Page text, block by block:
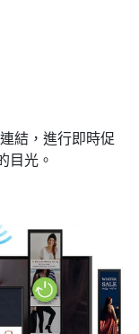
結，進行即時促
目光。